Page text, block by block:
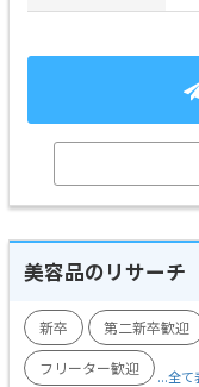
美容品のリサーチ
新卒 第二新卒歓迎
フリーター歓迎
...全て